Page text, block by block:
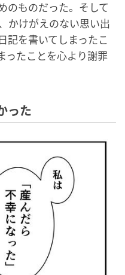
のものだった。そして
かけがえのない思い出
記を書いてしまったこ
ったことを心より謝罪
った